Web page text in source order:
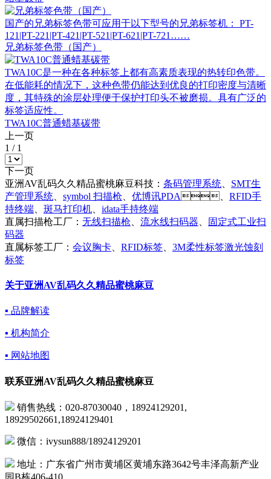
国产的兄弟标签色带可应用于以下型号的兄弟标签机： PT-
121|PT-221|PT-421|PT-521|PT-621|PT-721……
兄弟标签色带（国产）
TWA10C是一种在各种标签上都有高素质表现的热转印色带。
在低能耗的情况下，这种色带仍能达到优良的打印密度与清晰
度，其特殊的涂层处理便于保护打印头不被磨损。具有广泛的
标签适应性。
TWA10C普通蜡基碳带
上一页
1 / 1
下一页
亚洲AV乱码久久精品蜜桃麻豆科技： 条码管理系统
SMT生
产管理系统
symbol 扫描枪 优博讯PDA、 RFID手
持终端
斑马打印机
idata手持终端
直属扫描枪工厂： 无线扫描枪 流水线扫码器
固定式工业扫
码器
直属标签工厂： 会议胸卡 RFID标签
3M柔性标签激光蚀刻
标签
关于亚洲AV乱码久久精品蜜桃麻豆
▪ 品牌解读
▪ 机构简介
▪ 网站地图
联系亚洲AV乱码久久精品蜜桃麻豆
销售热线：020-87030040，18924129201,
18929502661,18924129401
微信：ivysun888/18924129201
地址：广东省广州市黄埔区黄埔东路3642号丰泽高新产业
园B栋406-410